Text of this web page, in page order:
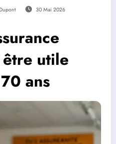
30 Mai 2026
utile
ans